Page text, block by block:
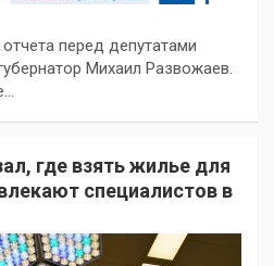
перед депутатами
Михаил Развожаев.
где взять жилье для
специалистов в